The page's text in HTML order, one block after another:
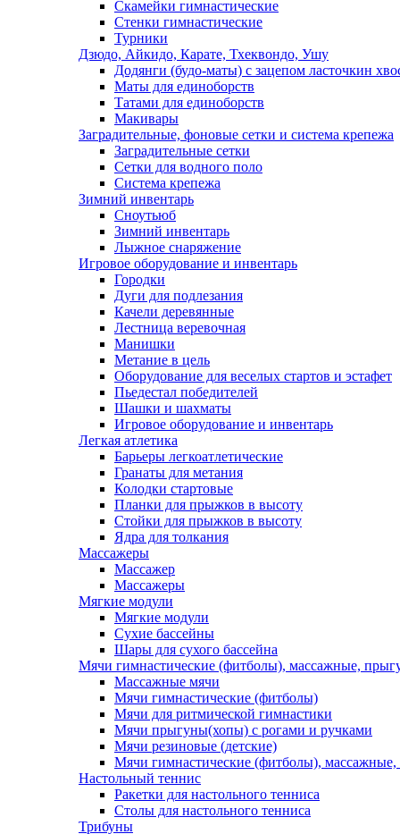
Скамейки гимнастические
Стенки гимнастические
Турники
Дзюдо, Айкидо, Карате, Тхеквондо, Ушу
Додянги (будо-маты) с зацепом ласточкин
Маты для единоборств
Татами для единоборств
Макивары
Заградительные, фоновые сетки и система крепежа
Заградительные сетки
Сетки для водного поло
Система крепежа
Зимний инвентарь
Сноутьюб
Зимний инвентарь
Лыжное снаряжение
Игровое оборудование и инвентарь
Городки
Дуги для подлезания
Качели деревянные
Лестница веревочная
Манишки
Метание в цель
Оборудование для веселых стартов и эстафет
Пьедестал победителей
Шашки и шахматы
Игровое оборудование и инвентарь
Легкая атлетика
Барьеры легкоатлетические
Гранаты для метания
Колодки стартовые
Планки для прыжков в высоту
Стойки для прыжков в высоту
Ядра для толкания
Массажеры
Массажер
Массажеры
Мягкие модули
Мягкие модули
Сухие бассейны
Шары для сухого бассейна
Мячи гимнастические (фитболы), массажные,
Массажные мячи
Мячи гимнастические (фитболы)
Мячи для ритмической гимнастики
Мячи прыгуны(хопы) с рогами и ручками
Мячи резиновые (детские)
Мячи гимнастические (фитболы),
Настольный теннис
Ракетки для настольного тенниса
Столы для настольного тенниса
Трибуны